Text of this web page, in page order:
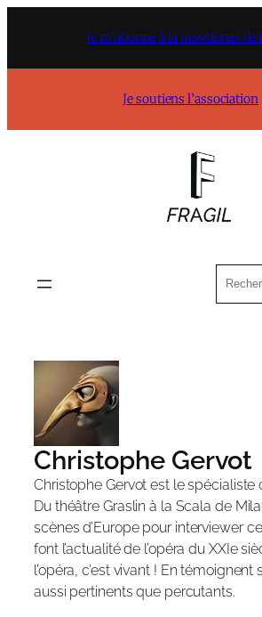
Je m’abonne à la newsletter de
Je soutiens l’association
Christophe Gervot
Christophe Gervot est le spécialiste
Du théâtre Graslin à la Scala de
scènes d’Europe pour interviewer
font l’actualité de l’opéra du XXIe
l’opéra, c’est vivant ! En
aussi pertinents que percutants.